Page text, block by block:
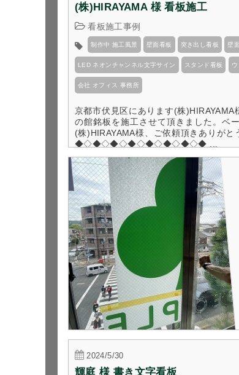
(株)HIRAYAMA 様 看板施工
看板施工事例
制作中 施工風景 壁面看板 突き出し看板 壁
LED ネオンチャンネル文字サイン スタンド看板
会社 オフィス 事務所
京都市伏見区にあります(株
の館銘板を施工させて頂きました。ベ
(株)HIRAYAMA様、ご依頼頂きあ
◆◇◆◇◆◇◆◇◆◇◆◇◆◇◆ ...
2024/5/30
輝庭 様 書き文字看板